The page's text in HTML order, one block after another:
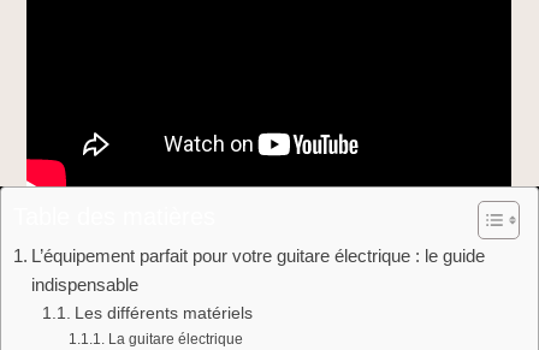
L’équipement parfait pour votre guitare électrique : le guide
indispensable
Les différents matériels
La guitare électrique